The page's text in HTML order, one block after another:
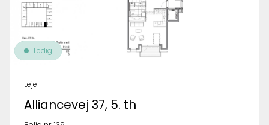
Ledig
Leje
Alliancevej 37, 5. th